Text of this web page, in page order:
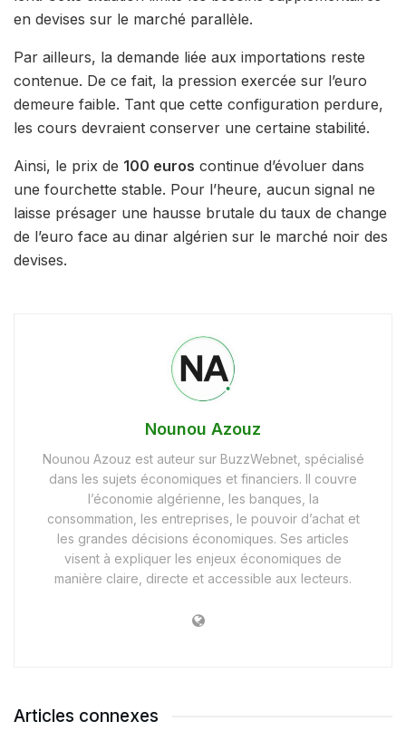
en devises sur le marché parallèle.
Par ailleurs, la demande liée aux importations reste
contenue. De ce fait, la pression exercée sur l’euro
demeure faible. Tant que cette configuration perdure,
les cours devraient conserver une certaine stabilité.
Ainsi, le prix de 100 euros continue d’évoluer dans
une fourchette stable. Pour l’heure, aucun signal ne
laisse présager une hausse brutale du taux de change
de l’euro face au dinar algérien sur le marché noir des
devises.
Nounou Azouz
Nounou Azouz est auteur sur BuzzWebnet, spécialisé
dans les sujets économiques et financiers. Il couvre
l’économie algérienne, les banques, la
consommation, les entreprises, le pouvoir d’achat et
les grandes décisions économiques. Ses articles
visent à expliquer les enjeux économiques de
manière claire, directe et accessible aux lecteurs.
Articles connexes